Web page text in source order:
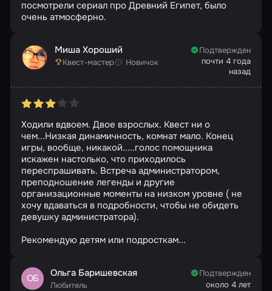
посмотрели сериал про Древний Египет, было
очень атмосферно.
Миша Хороший
Квест-мастер Новичок
Подтвержден
почти 4 года
назад
Ходили вдвоем. Двое взрослых. Квест ни о
чем...Низкая динамичность, комнат мало. Конец
игры, вообще, никакой.....голос помощника
искажен настолько, что приходилось
переспрашивать. Встреча администратором,
преподношение легенды и другие
организационные моменты на низком уровне ( не
хочу вдаваться в подробности, чтобы не обидеть
девушку администратора).
Рекомендую детям или подросткам...
ОБ Ольга Баришевская
Любитель
Подтвержден
около 4 лет